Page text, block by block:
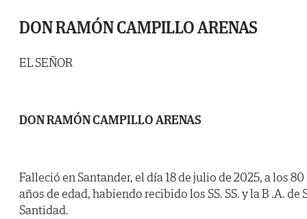
DON RAMÓN CAMPILLO ARENAS
EL SEÑOR
DON RAMÓN CAMPILLO ARENAS
Falleció en Santander, el día 18 de julio de 2025, a los 80
años de edad, habiendo recibido los SS. SS. y la B .A. de
Santidad.